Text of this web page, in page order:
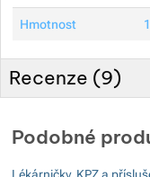
Hmotnost
Recenze (9)
Podobné